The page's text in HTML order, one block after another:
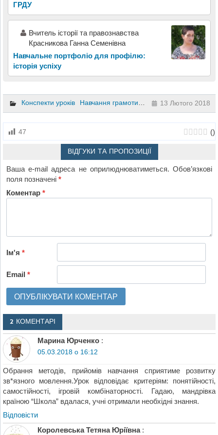
ГРДУ
Вчитель історії та правознавства
Красникова Ганна Семенівна
Навчальне портфоліо для профілю:
історія успіху
Конспекти уроків Навчання грамоти 1 клас13 Лютого 2018
47 ()
ВІДГУКИ ТА ПРОПОЗИЦІЇ
Ваша e-mail адреса не оприлюднюватиметься. Обов’язкові
поля позначені*
Коментар*
Ім'я*
Email*
2 КОМЕНТАРІ
Марина Юрченко :
05.03.2018 о 16:12
Обрання методів, прийомів навчання сприятиме розвитку
зв*язного мовлення.Урок відповідає критеріям: понятійності,
самостійності, ігровій комбінаторності. Гадаю, мандрівка
країною “Школа” вдалася, учні отримали необхідні знання.
Відповіcти
Королевська Тетяна Юріївна :